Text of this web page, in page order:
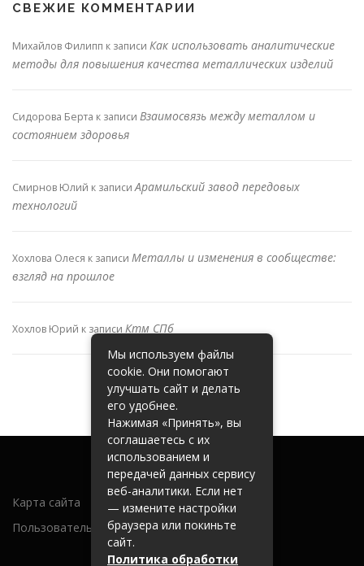
СВЕЖИЕ КОММЕНТАРИИ
Михайлов Филипп к записи Как использовать аналитические
методы для повышения качества металлических изделий
Сидорова Берта к записи Взаимосвязь между металлом и
состоянием здоровья
Смирнов Юлий к записиАрамильский завод передовых
технологий
Хохлова Олеся к записи Металлы и изменения в сообществе:
взгляд на прошлое
Хохлов Юрий к записи Ктм СПб
Карта сайта
Пользовательское соглашение
Мы используем файлы
cookie. Они помогают
улучшать сайт и делать
его удобнее.
Нажимая «Принять», вы
соглашаетесь с их
использованием и
передачей данных сервису
веб-аналитики. Если нет
— измените настройки
браузера или покиньте
сайт.
Политика обработки